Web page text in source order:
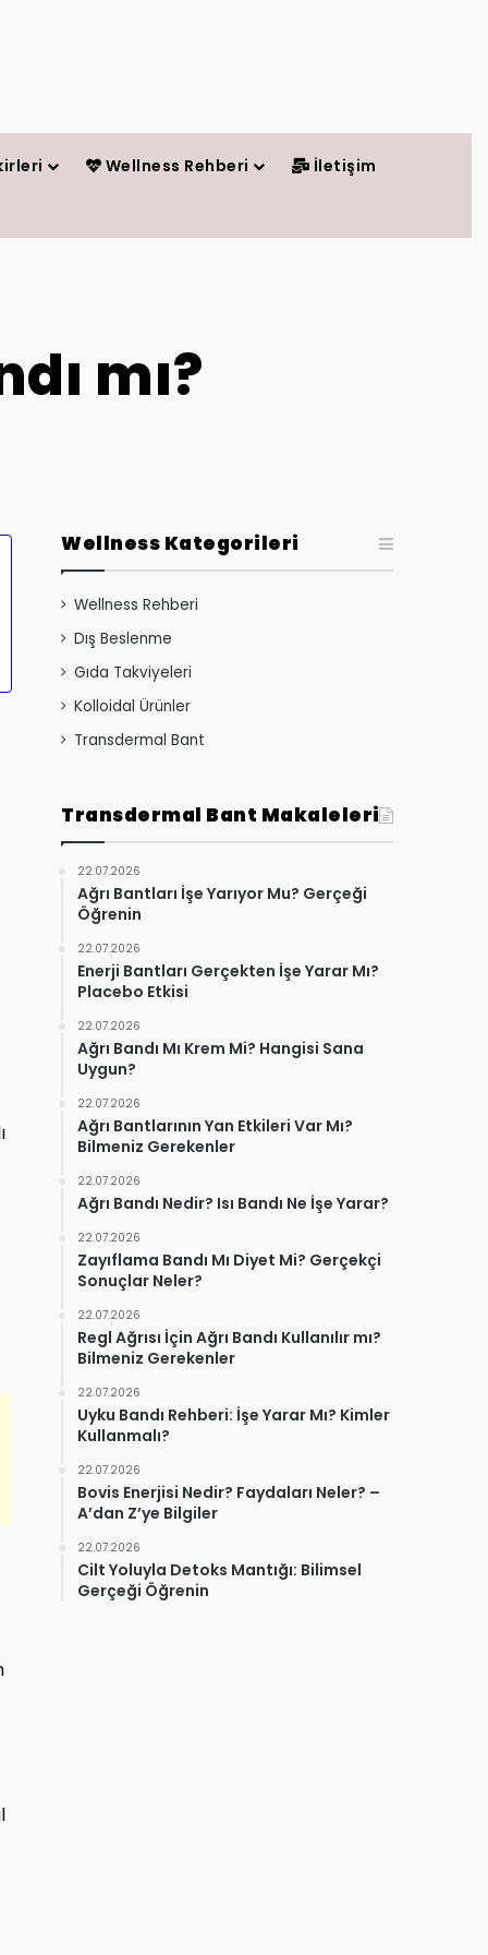
Wellness Rehberi İletişim
mı?
Wellness Kategorileri
Wellness Rehberi
Dış Beslenme
Gıda Takviyeleri
Kolloidal Ürünler
Transdermal Bant
Transdermal Bant Makaleleri
22.07.2026
Ağrı Bantları İşe Yarıyor Mu? Gerçeği
Öğrenin
22.07.2026
Enerji Bantları Gerçekten İşe Yarar Mı?
Placebo Etkisi
22.07.2026
Ağrı Bandı Mı Krem Mi? Hangisi Sana
Uygun?
22.07.2026
Ağrı Bantlarının Yan Etkileri Var Mı?
Bilmeniz Gerekenler
22.07.2026
Ağrı Bandı Nedir? Isı Bandı Ne İşe Yarar?
22.07.2026
Zayıflama Bandı Mı Diyet Mi? Gerçekçi
Sonuçlar Neler?
22.07.2026
Regl Ağrısı İçin Ağrı Bandı Kullanılır mı?
Bilmeniz Gerekenler
22.07.2026
Uyku Bandı Rehberi: İşe Yarar Mı? Kimler
Kullanmalı?
22.07.2026
Bovis Enerjisi Nedir? Faydaları Neler? –
A’dan Z’ye Bilgiler
22.07.2026
Cilt Yoluyla Detoks Mantığı: Bilimsel
Gerçeği Öğrenin